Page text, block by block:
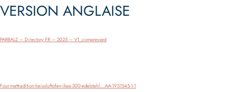
VERSION ANGLAISE
PARBALZ – Directory FR – 2025 – V1_compressed
Four-mattradition-heissluftofen-ikea-300-edelstahl__AA-1951545-1-1